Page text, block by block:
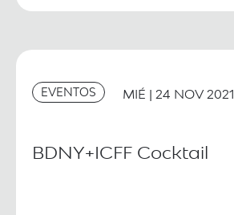
EVENTOS MIÉ | 24 NOV 2021
BDNY+ICFF Cocktail